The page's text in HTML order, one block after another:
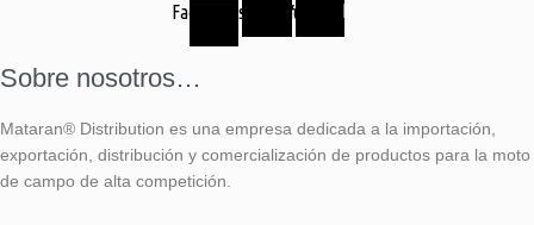
Facebook-InstagramYoutube
Sobre nosotros…
Mataran® Distribution es una empresa dedicada a la importación,
exportación, distribución y comercialización de productos para la moto
de campo de alta competición.